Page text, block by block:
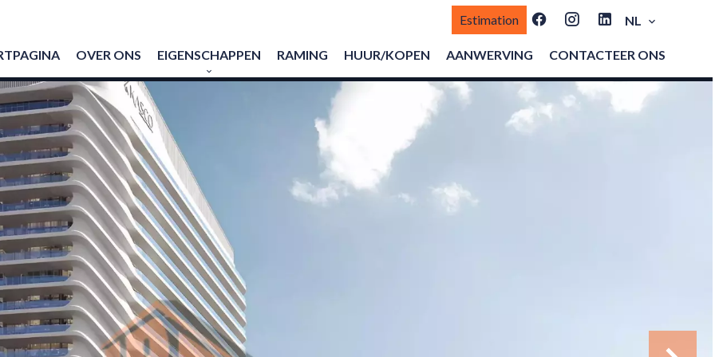
Estimation NL
OVER ONS EIGENSCHAPPEN RAMING HUUR/KOPEN AANWERVING CONTACTEER ONS